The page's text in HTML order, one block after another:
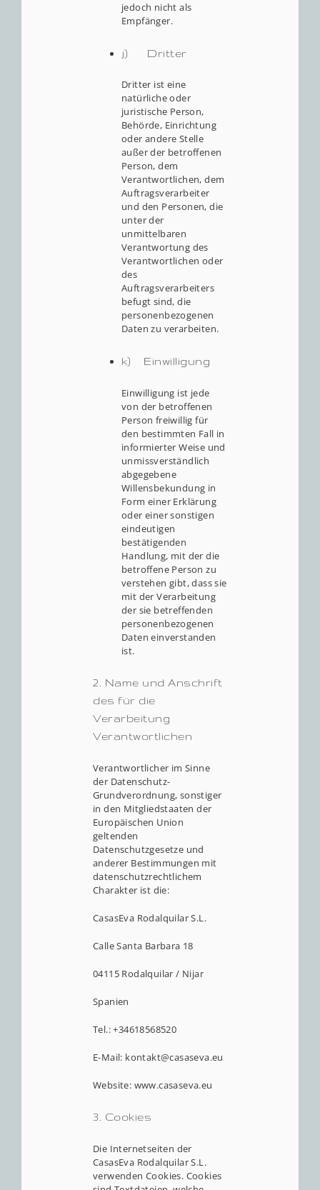
jedoch nicht als
Empfänger.
j) Dritter
Dritter ist eine
natürliche oder
juristische Person,
Behörde, Einrichtung
oder andere Stelle
außer der betroffenen
Person, dem
Verantwortlichen, dem
Auftragsverarbeiter
und den Personen, die
unter der
unmittelbaren
Verantwortung des
Verantwortlichen oder
des
Auftragsverarbeiters
befugt sind, die
personenbezogenen
Daten zu verarbeiten.
k) Einwilligung
Einwilligung ist jede
von der betroffenen
Person freiwillig für
den bestimmten Fall in
informierter Weise und
unmissverständlich
abgegebene
Willensbekundung in
Form einer Erklärung
oder einer sonstigen
eindeutigen
bestätigenden
Handlung, mit der die
betroffene Person zu
verstehen gibt, dass sie
mit der Verarbeitung
der sie betreffenden
personenbezogenen
Daten einverstanden
ist.
2. Name und Anschrift
des für die
Verarbeitung
Verantwortlichen
Verantwortlicher im Sinne
der Datenschutz-
Grundverordnung, sonstiger
in den Mitgliedstaaten der
Europäischen Union
geltenden
Datenschutzgesetze und
anderer Bestimmungen mit
datenschutzrechtlichem
Charakter ist die:
CasasEva Rodalquilar S.L.
Calle Santa Barbara 18
04115 Rodalquilar / Nijar
Spanien
Tel.: +34618568520
E-Mail: kontakt@casaseva.eu
Website: www.casaseva.eu
3. Cookies
Die Internetseiten der
CasasEva Rodalquilar S.L.
verwenden Cookies. Cookies